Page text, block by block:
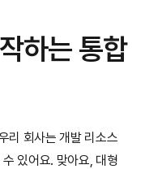
하는 통합
리 회사는 개발 리소스
있어요. 맞아요, 대형